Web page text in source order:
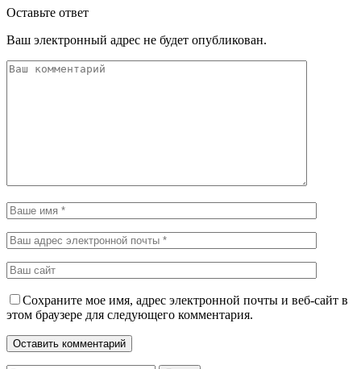
Оставьте ответ
Ваш электронный адрес не будет опубликован.
Сохраните мое имя, адрес электронной почты и веб-сайт в
этом браузере для следующего комментария.